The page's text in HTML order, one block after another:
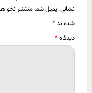
شده‌اند*
دیدگاه*